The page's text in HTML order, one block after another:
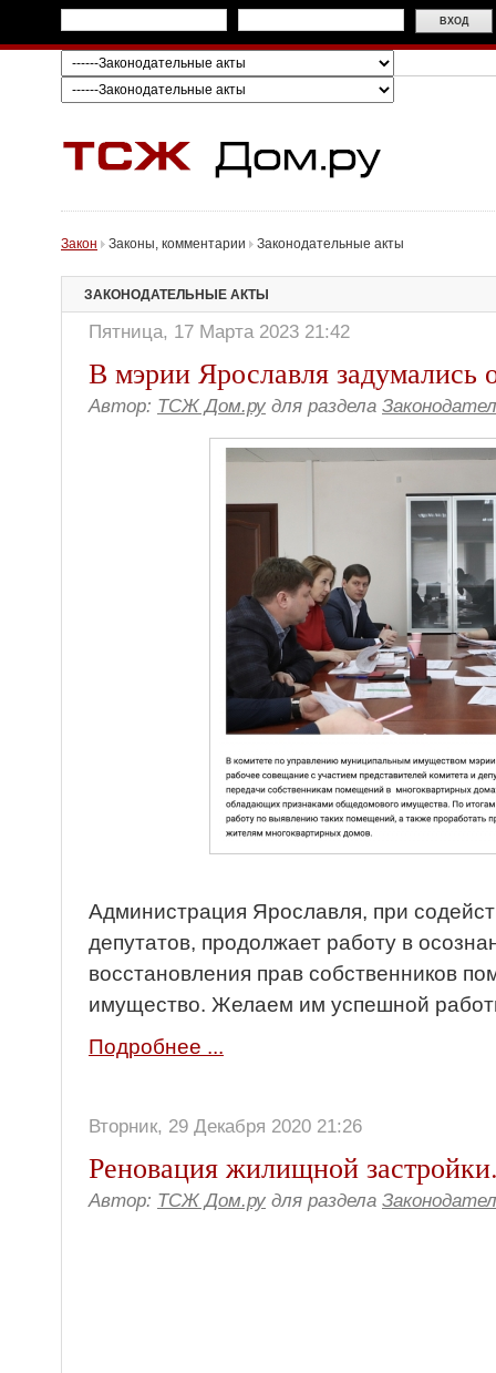
Закон Законы, комментарии Законодательные акты
ЗАКОНОДАТЕЛЬНЫЕ АКТЫ
Пятница, 17 Марта 2023 21:42
В мэрии Ярославля задумались
Автор: ТСЖ Дом.ру для раздела
Администрация Ярославля, при
депутатов, продолжает работу в
восстановления прав собственников
имущество. Желаем им успешной
Подробнее ...
Вторник, 29 Декабря 2020 21:26
Реновация жилищной
Автор: ТСЖ Дом.ру для раздела